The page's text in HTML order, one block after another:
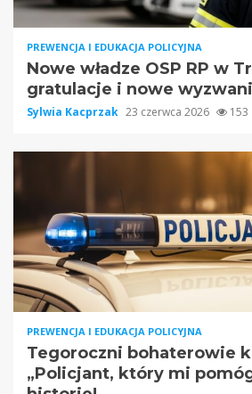
PREWENCJA I EDUKACJA POLICYJNA
Nowe władze OSP RP w
gratulacje i nowe
Sylwia Kacprzak 23 czerwca 2026 153
PREWENCJA I EDUKACJA POLICYJNA
Tegoroczni bohaterowie
„Policjant, który mi